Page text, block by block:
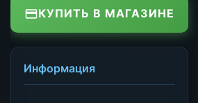
КУПИТЬ В МАГАЗИНЕ
Информация